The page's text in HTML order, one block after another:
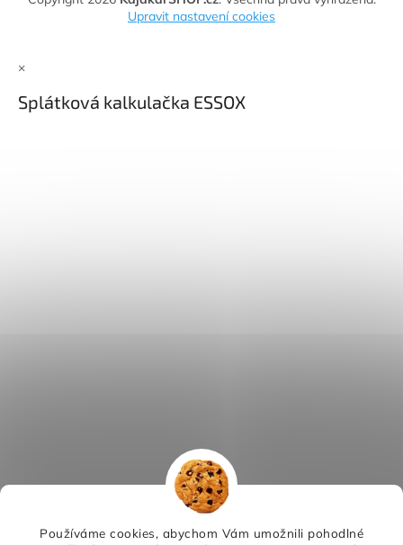
Používáme cookies, abychom Vám umožnili pohodlné
Upravit nastavení cookies
×
Splátková kalkulačka ESSOX